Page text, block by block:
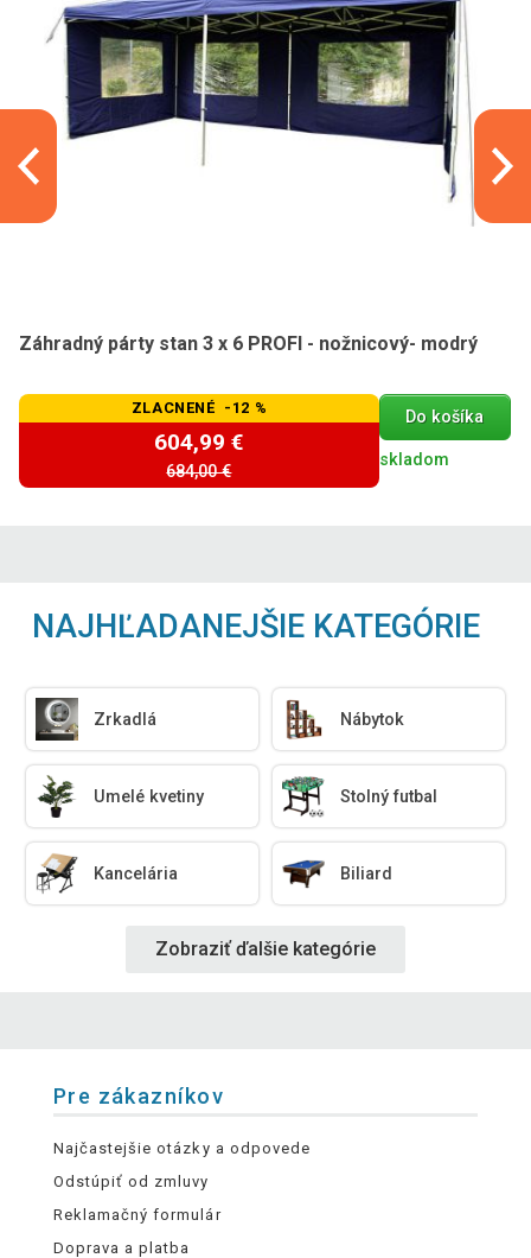
Záhradný párty stan 3 x 6 PROFI - nožnicový- modrý
ZLACNENÉ -12 %
604,99 €
684,00 €
Do košíka
skladom
NAJHĽADANEJŠIE KATEGÓRIE
Zrkadlá Nábytok
Umelé kvetiny Stolný futbal
Kancelária Biliard
Zobraziť ďalšie kategórie
Pre zákazníkov
Najčastejšie otázky a odpovede
Odstúpiť od zmluvy
Reklamačný formulár
Doprava a platba